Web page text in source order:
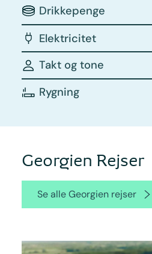
Drikkepenge
Elektricitet
Takt og tone
Rygning
Georgien Rejser
Se alle Georgien rejser